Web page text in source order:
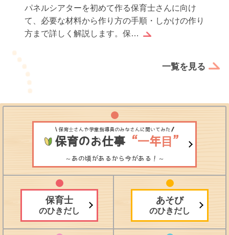
パネルシアターを初めて作る保育士さんに向け
て、必要な材料から作り方の手順・しかけの作り
方まで詳しく解説します。保…
一覧を見る
保育士さんや学童指導員のみなさんに聞いてみた
保育のお仕事“一年目”
～あの頃があるから今がある！～
保育士
のひきだし
あそび
のひきだし